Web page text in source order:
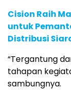
Cision Raih
untuk
Distribusi
“Tergantung
tahapan
sambungnya.